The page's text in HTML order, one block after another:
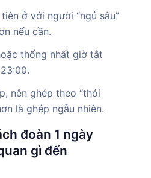
ở với người “ngủ sâu”
nếu cần.
thống nhất giờ tắt
nên ghép theo “thói
là ghép ngẫu nhiên.
đoàn 1 ngày
gì đến